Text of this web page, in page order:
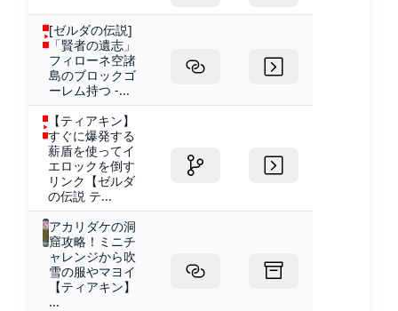
[ゼルダの伝説]
「賢者の遺志」
フィローネ空諸
島のブロックゴ
ーレム持つ -...
【ティアキン】
すぐに爆発する
薪盾を使ってイ
エロックを倒す
リンク【ゼルダ
の伝説 テ...
アカリダケの洞
窟攻略！ミニチ
ャレンジから吹
雪の服やマヨイ
【ティアキン】
...